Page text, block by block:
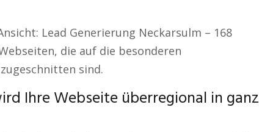
Lead Generierung Neckarsulm – 168
die auf die besonderen
sind.
Ihre Webseite überregional in ganz